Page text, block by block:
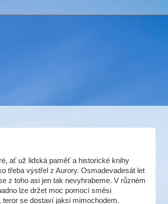
ať už lidská paměť a historické knihy
třeba výstřel z Aurory. Osmadevadesát let
z toho asi jen tak nevyhrabeme. V různém
lze držet moc pomocí směsi
se dostaví jaksi mimochodem.